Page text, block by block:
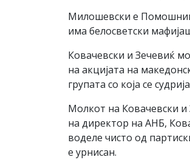
Милошевски е Помошник
има белосветски
Ковачевски и Зечевиќ
на акцијата на
групата со која се
Молкот на Ковачевски
на директор на АНБ,
воделе чисто од
е урнисан.